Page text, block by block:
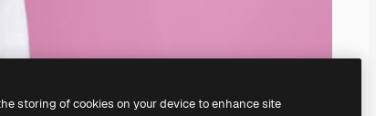
storing of cookies on your device to enhance site